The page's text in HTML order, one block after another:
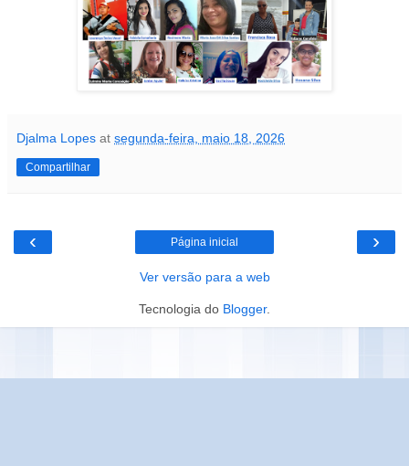
Djalma Lopes at segunda-feira, maio 18, 2026
Compartilhar
‹ ›
Página inicial
Ver versão para a web
Tecnologia do Blogger.